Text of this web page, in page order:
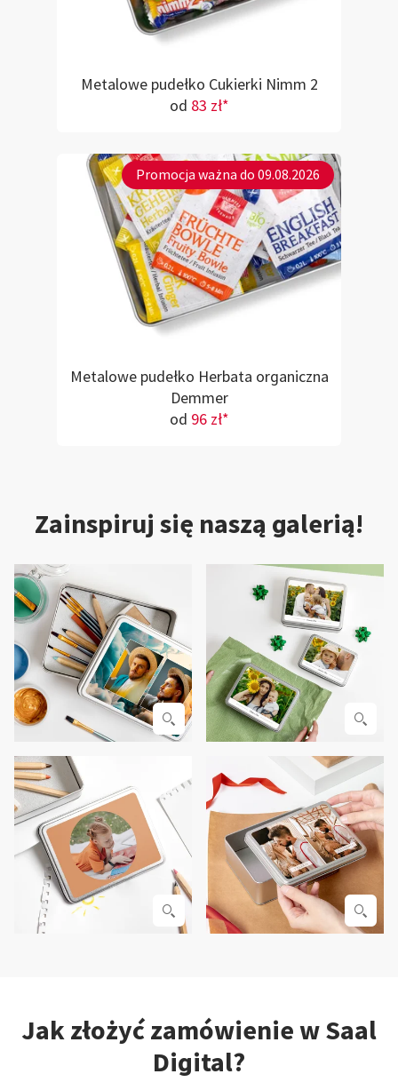
Metalowe pudełko Cukierki Nimm 2
od 83 zł*
Promocja ważna do 09.08.2026
Metalowe pudełko Herbata organiczna
Demmer
od 96 zł*
Zainspiruj się naszą galerią!
Jak złożyć zamówienie w Saal
Digital?